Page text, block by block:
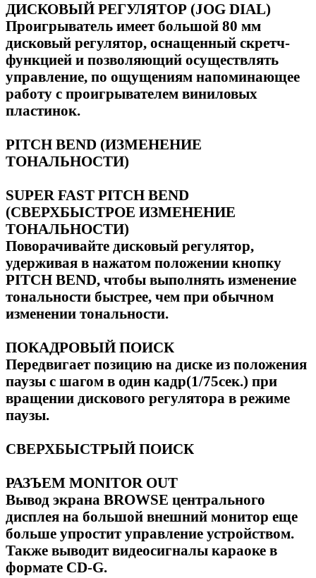
ДИСКОВЫЙ РЕГУЛЯТОР (JOG DIAL)
Проигрыватель имеет большой 80 мм
дисковый регулятор, оснащенный скретч-
функцией и позволяющий осуществлять
управление, по ощущениям напоминающее
работу с проигрывателем виниловых
пластинок.
PITCH BEND (ИЗМЕНЕНИЕ
ТОНАЛЬНОСТИ)
SUPER FAST PITCH BEND
(СВЕРХБЫСТРОЕ ИЗМЕНЕНИЕ
ТОНАЛЬНОСТИ)
Поворачивайте дисковый регулятор,
удерживая в нажатом положении кнопку
PITCH BEND, чтобы выполнять изменение
тональности быстрее, чем при обычном
изменении тональности.
ПОКАДРОВЫЙ ПОИСК
Передвигает позицию на диске из положения
паузы с шагом в один кадр(1/75сек.) при
вращении дискового регулятора в режиме
паузы.
СВЕРХБЫСТРЫЙ ПОИСК
РАЗЪЕМ MONITOR OUT
Вывод экрана BROWSE центрального
дисплея на большой внешний монитор еще
больше упростит управление устройством.
Также выводит видеосигналы караоке в
формате CD-G.